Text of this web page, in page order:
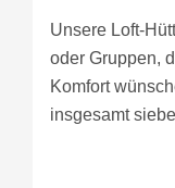
Unsere Loft-
oder Gruppen,
Komfort
insgesamt